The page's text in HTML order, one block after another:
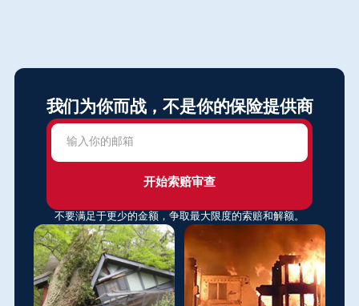
我们为你而战，不是你的保险提供商
不要满足于更少的金额，争取最大限度的索赔和解额。